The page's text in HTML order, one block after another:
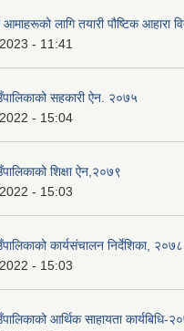
आमाहरूको लागि तयारी पौष्टिक आहारा
- 11:41
सहकारी ऐन. २०७५
- 15:04
शिक्षा ऐन,२०७९
- 15:03
कार्यसंचालन निर्देशिका, २०७८
- 15:03
आर्थिक साहायता कार्यबिधि-